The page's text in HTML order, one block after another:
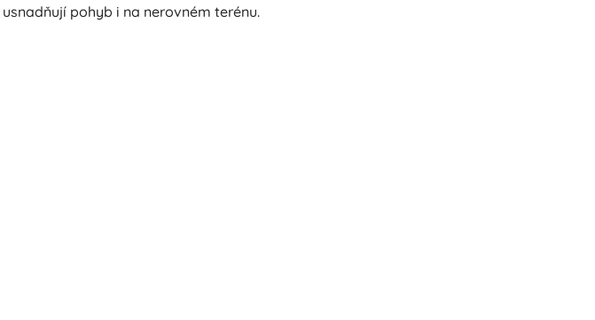
usnadňují pohyb i na nerovném terénu.